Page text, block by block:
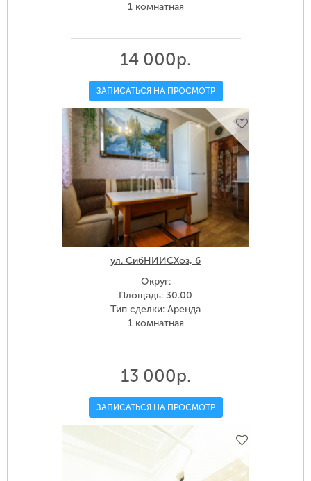
1 комнатная
14 000р.
ЗАПИСАТЬСЯ НА ПРОСМОТР
ул. СибНИИСХоз, 6
Округ:
Площадь: 30.00
Тип сделки: Аренда
1 комнатная
13 000р.
ЗАПИСАТЬСЯ НА ПРОСМОТР